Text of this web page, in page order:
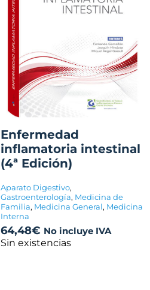
Enfermedad
inflamatoria intestinal
(4ª Edición)
Aparato Digestivo,
Gastroenterología, Medicina de
Familia, Medicina General, Medicina
Interna
64,48€ No incluye IVA
Sin existencias